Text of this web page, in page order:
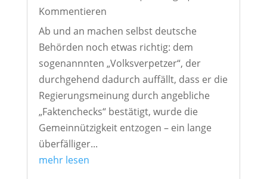
Kommentieren
Ab und an machen selbst deutsche
Behörden noch etwas richtig: dem
sogenannnten „Volksverpetzer“, der
durchgehend dadurch auffällt, dass er die
Regierungsmeinung durch angebliche
„Faktenchecks“ bestätigt, wurde die
Gemeinnützigkeit entzogen – ein lange
überfälliger...
mehr lesen